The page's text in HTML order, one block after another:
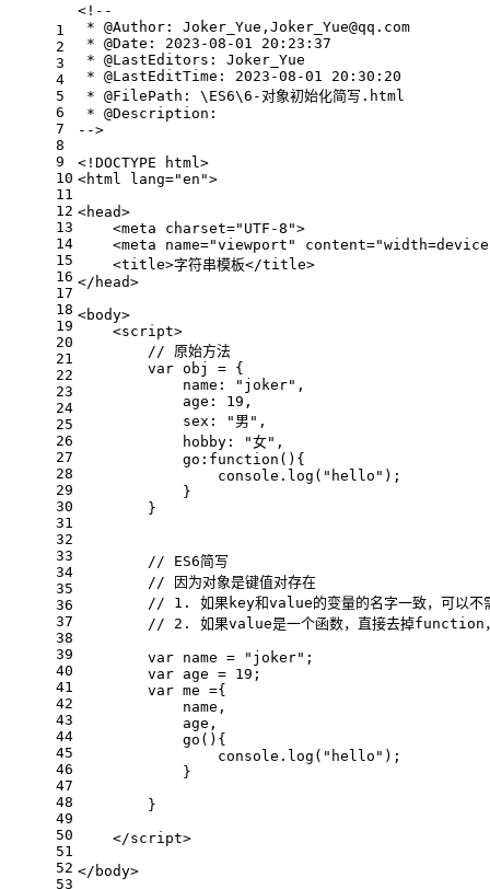
1
2
3
4
5
6
7
8
9
10
11
12
13
14
15
16
17
18
19
20
21
22
23
24
25
26
27
28
29
30
31
32
33
34
35
36
37
38
39
40
41
42
43
44
45
46
47
48
49
50
51
52
53
<!--
* @Author: Joker_Yue,Joker_Yue@qq.com
* @Date: 2023-08-01 20:23:37
* @LastEditors: Joker_Yue
* @LastEditTime: 2023-08-01 20:30:20
* @FilePath: \ES6\6-对象初始化简写.html
* @Description:
-->
<!DOCTYPE
html >
<html lang="en">
<head>
<meta charset="UTF-8">
<meta name="viewport" content=
<title>字符串模板</title>
</ head>
<body>
<script>
// 原始方法
var obj = {
name : "joker" ,
age : 19 ,
sex : "男" ,
hobby : "女" ,
go : function ( ){
console . log ( "hello" );
            }
        }
// ES6简写
// 因为对象是键值对存在
// 1. 如果key和value的变量的名字一致，可以
// 2. 如果value是一个函数，直接去掉function
var name = "joker" ;
var age = 19 ;
var me ={
            name,
            age,
go ( ){
console . log ( "hello" );
            }
        }
</script>
</ body>